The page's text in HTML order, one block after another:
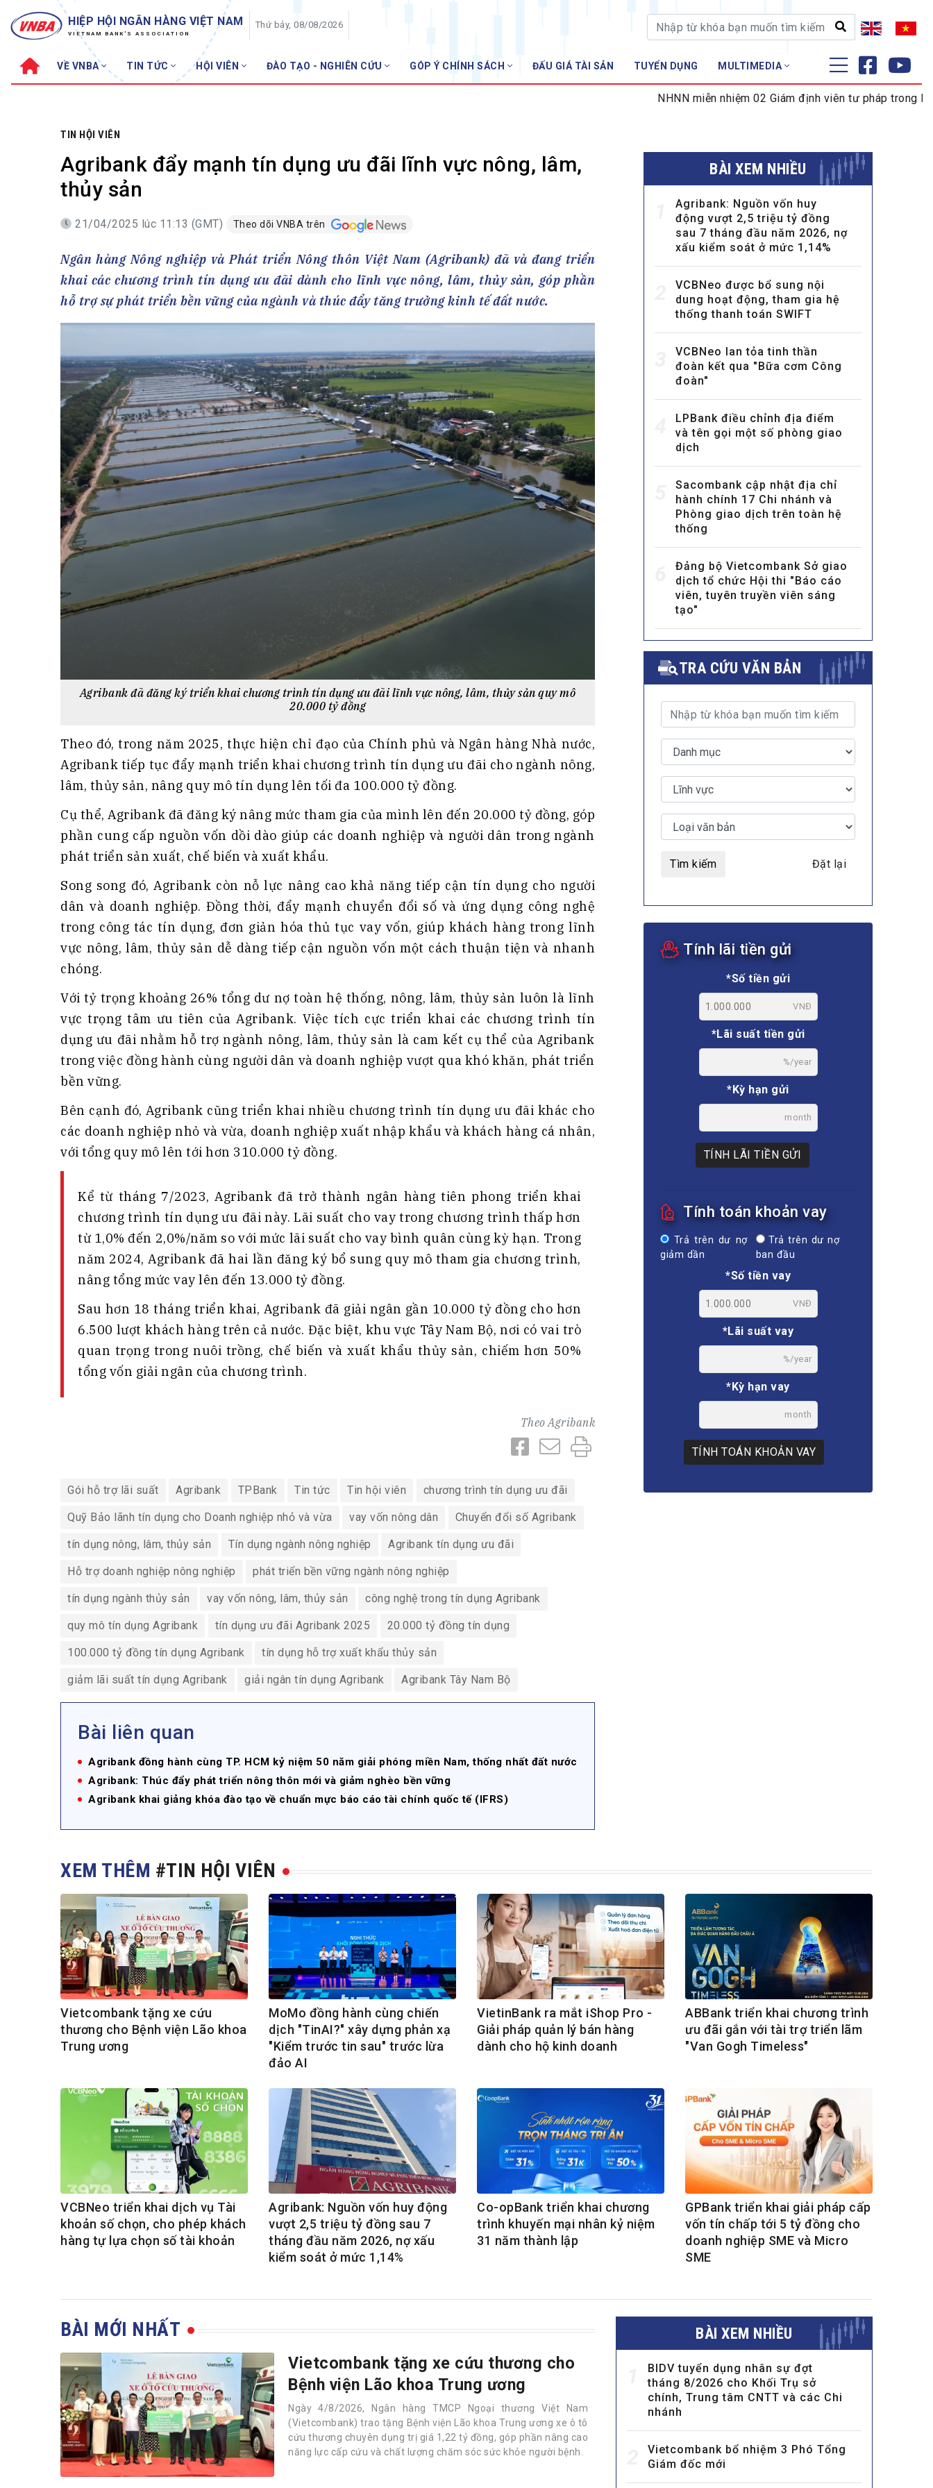
HIỆP HỘI NGÂN HÀNG VIỆT NAM
VIETNAM BANK'S ASSOCIATION
Thứ bảy, 08/08/2026
VỀ VNBA TIN TỨC HỘI VIÊN ĐÀO TẠO - NGHIÊN CỨU GÓP Ý CHÍNH SÁCH ĐẤU GIÁ TÀI SẢN TUYỂN DỤNG MULTIMEDIA
Sơ đồ tổ chức
Hội đồng Hiệp hội
Thường trực Hiệp hội
Cơ quan Thường trực
VNBA các thời kỳ
Thành tích – Giải thưởng
30 năm VNBA
Bản tin Tuần VNBA
Tin ngành ngân hàng
Đào tạo
Fintech
Tài chính Tiêu dùng
Thanh toán –Thẻ
Nhà quản trị
Cơ hội việc làm
GÓP Ý CHÍNH SÁCH
Dự thảo luật
Tư vấn – Hỏi đáp
Tra cứu văn bản
ĐẤU GIÁ TÀI SẢN TUYỂN DỤNG
MULTIMEDIA
E-magazines
Photos
NHNN miễn nhiệm 02 Giám định viên tư pháp trong lĩnh vực tiền
TIN HỘI VIÊN
Agribank đẩy mạnh tín dụng ưu đãi lĩnh vực nông, lâm,
thủy sản
21/04/2025 lúc 11:13 (GMT) Theo dõi VNBA trên
Ngân hàng Nông nghiệp và Phát triển Nông thôn Việt Nam (Agribank) đã và đang triển
khai các chương trình tín dụng ưu đãi dành cho lĩnh vực nông, lâm, thủy sản, góp phần
hỗ trợ sự phát triển bền vững của ngành và thúc đẩy tăng trưởng kinh tế đất nước.
Agribank đã đăng ký triển khai chương trình tín dụng ưu đãi lĩnh vực nông, lâm, thủy sản quy mô
20.000 tỷ đồng
Theo đó, trong năm 2025, thực hiện chỉ đạo của Chính phủ và Ngân hàng Nhà nước,
Agribank tiếp tục đẩy mạnh triển khai chương trình tín dụng ưu đãi cho ngành nông,
lâm, thủy sản, nâng quy mô tín dụng lên tối đa 100.000 tỷ đồng.
Cụ thể, Agribank đã đăng ký nâng mức tham gia của mình lên đến 20.000 tỷ đồng, góp
phần cung cấp nguồn vốn dồi dào giúp các doanh nghiệp và người dân trong ngành
phát triển sản xuất, chế biến và xuất khẩu.
Song song đó, Agribank còn nỗ lực nâng cao khả năng tiếp cận tín dụng cho người
dân và doanh nghiệp. Đồng thời, đẩy mạnh chuyển đổi số và ứng dụng công nghệ
trong công tác tín dụng, đơn giản hóa thủ tục vay vốn, giúp khách hàng trong lĩnh
vực nông, lâm, thủy sản dễ dàng tiếp cận nguồn vốn một cách thuận tiện và nhanh
chóng.
Với tỷ trọng khoảng 26% tổng dư nợ toàn hệ thống, nông, lâm, thủy sản luôn là lĩnh
vực trọng tâm ưu tiên của Agribank. Việc tích cực triển khai các chương trình tín
dụng ưu đãi nhằm hỗ trợ ngành nông, lâm, thủy sản là cam kết cụ thể của Agribank
trong việc đồng hành cùng người dân và doanh nghiệp vượt qua khó khăn, phát triển
bền vững.
Bên cạnh đó, Agribank cũng triển khai nhiều chương trình tín dụng ưu đãi khác cho
các doanh nghiệp nhỏ và vừa, doanh nghiệp xuất nhập khẩu và khách hàng cá nhân,
với tổng quy mô lên tới hơn 310.000 tỷ đồng.
Kể từ tháng 7/2023, Agribank đã trở thành ngân hàng tiên phong triển khai
chương trình tín dụng ưu đãi này. Lãi suất cho vay trong chương trình thấp hơn
từ 1,0% đến 2,0%/năm so với mức lãi suất cho vay bình quân cùng kỳ hạn. Trong
năm 2024, Agribank đã hai lần đăng ký bổ sung quy mô tham gia chương trình,
nâng tổng mức vay lên đến 13.000 tỷ đồng.
Sau hơn 18 tháng triển khai, Agribank đã giải ngân gần 10.000 tỷ đồng cho hơn
6.500 lượt khách hàng trên cả nước. Đặc biệt, khu vực Tây Nam Bộ, nơi có vai trò
quan trọng trong nuôi trồng, chế biến và xuất khẩu thủy sản, chiếm hơn 50%
tổng vốn giải ngân của chương trình.
TheoAgribank
Gói hỗ trợ lãi suất Agribank TPBank Tin tức Tin hội viên chương trình tín dụng ưu đãi
Quỹ Bảo lãnh tín dụng cho Doanh nghiệp nhỏ và vừa vay vốn nông dân Chuyển đổi số Agribank
tín dụng nông, lâm, thủy sản Tín dụng ngành nông nghiệp Agribank tín dụng ưu đãi
Hỗ trợ doanh nghiệp nông nghiệp phát triển bền vững ngành nông nghiệp
tín dụng ngành thủy sản vay vốn nông, lâm, thủy sản công nghệ trong tín dụng Agribank
quy mô tín dụng Agribank tín dụng ưu đãi Agribank 2025 20.000 tỷ đồng tín dụng
100.000 tỷ đồng tín dụng Agribank tín dụng hỗ trợ xuất khẩu thủy sản
giảm lãi suất tín dụng Agribank giải ngân tín dụng Agribank Agribank Tây Nam Bộ
Bài liên quan
Agribank đồng hành cùng TP. HCM kỷ niệm 50 năm giải phóng miền Nam, thống nhất đất nước
Agribank: Thúc đẩy phát triển nông thôn mới và giảm nghèo bền vững
Agribank khai giảng khóa đào tạo về chuẩn mực báo cáo tài chính quốc tế (IFRS)
BÀI XEM NHIỀU
Agribank: Nguồn vốn huy
động vượt 2,5 triệu tỷ đồng
sau 7 tháng đầu năm 2026, nợ
xấu kiểm soát ở mức 1,14%
VCBNeo được bổ sung nội
dung hoạt động, tham gia hệ
thống thanh toán SWIFT
VCBNeo lan tỏa tinh thần
đoàn kết qua "Bữa cơm Công
đoàn"
LPBank điều chỉnh địa điểm
và tên gọi một số phòng giao
dịch
Sacombank cập nhật địa chỉ
hành chính 17 Chi nhánh và
Phòng giao dịch trên toàn hệ
thống
Đảng bộ Vietcombank Sở giao
dịch tổ chức Hội thi "Báo cáo
viên, tuyên truyền viên sáng
tạo"
TRA CỨU VĂN BẢN
Tìm kiếm Đặt lại
Tính lãi tiền gửi
*Số tiền gửi
VNĐ
*Lãi suất tiền gửi
%/year
*Kỳ hạn gửi
month
TÍNH LÃI TIỀN GỬI
Tính toán khoản vay
Trả trên dư nợ
giảm dần
Trả trên dư nợ
ban đầu
*Số tiền vay
VNĐ
*Lãi suất vay
%/year
*Kỳ hạn vay
month
TÍNH TOÁN KHOẢN VAY
XEM THÊM #TIN HỘI VIÊN
Vietcombank tặng xe cứu
thương cho Bệnh viện Lão khoa
Trung ương
MoMo đồng hành cùng chiến
dịch "TinAI?" xây dựng phản xạ
"Kiểm trước tin sau" trước lừa
đảo AI
VietinBank ra mắt iShop Pro -
Giải pháp quản lý bán hàng
dành cho hộ kinh doanh
ABBank triển khai chương trình
ưu đãi gắn với tài trợ triển lãm
"Van Gogh Timeless"
VCBNeo triển khai dịch vụ Tài
khoản số chọn, cho phép khách
hàng tự lựa chọn số tài khoản
Agribank: Nguồn vốn huy động
vượt 2,5 triệu tỷ đồng sau 7
tháng đầu năm 2026, nợ xấu
kiểm soát ở mức 1,14%
Co-opBank triển khai chương
trình khuyến mại nhân kỷ niệm
31 năm thành lập
GPBank triển khai giải pháp cấp
vốn tín chấp tới 5 tỷ đồng cho
doanh nghiệp SME và Micro
SME
BÀI MỚI NHẤT
Vietcombank tặng xe cứu thương cho
Bệnh viện Lão khoa Trung ương
Ngày 4/8/2026, Ngân hàng TMCP Ngoại thương Việt Nam
(Vietcombank) trao tặng Bệnh viện Lão khoa Trung ương xe ô tô
cứu thương chuyên dụng trị giá 1,22 tỷ đồng, góp phần nâng cao
năng lực cấp cứu và chất lượng chăm sóc sức khỏe người bệnh.
BÀI XEM NHIỀU
BIDV tuyển dụng nhân sự đợt
tháng 8/2026 cho Khối Trụ sở
chính, Trung tâm CNTT và các Chi
nhánh
Vietcombank bổ nhiệm 3 Phó Tổng
Giám đốc mới